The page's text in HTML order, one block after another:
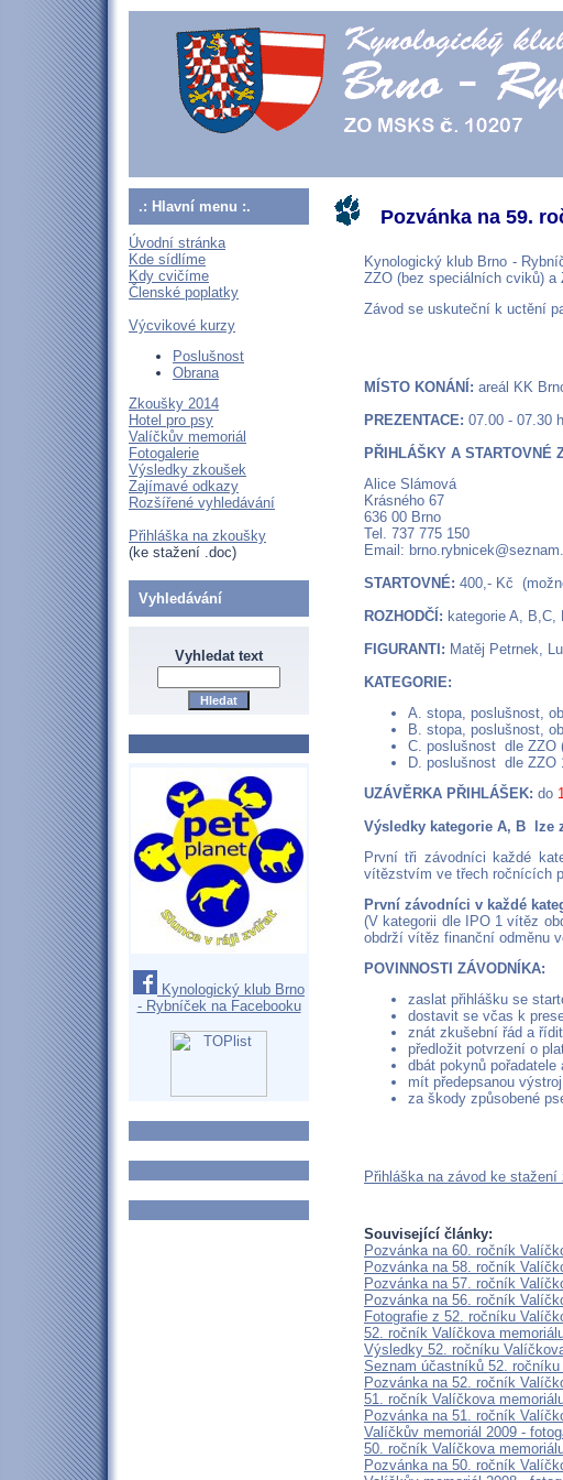
.: Hlavní menu :.
Úvodní stránka
Kde sídlíme
Kdy cvičíme
Členské poplatky
Výcvikové kurzy
Poslušnost
Obrana
Zkoušky 2014
Hotel pro psy
Valíčkův memoriál
Fotogalerie
Výsledky zkoušek
Zajímavé odkazy
Rozšířené vyhledávání
Přihláška na zkoušky
(ke stažení .doc)
Vyhledávání
Vyhledat text
Kynologický klub Brno
- Rybníček na Facebooku
Pozvánka na 59.
Kynologický klub Brno -
ZZO (bez speciálních cviků) a
Závod se uskuteční k uctění
MÍSTO KONÁNÍ: areál KK
PREZENTACE: 07.00 - 07.30
PŘIHLÁŠKY A STARTOVNÉ
Alice Slámová
Krásného 67
636 00 Brno
Tel. 737 775 150
Email:
STARTOVNÉ: 400,- Kč
ROZHODČÍ: kategorie A,
FIGURANTI: Matěj Petrnek,
KATEGORIE:
A. stopa, poslušnost,
B. stopa, poslušnost,
C. poslušnost dle ZZO
D. poslušnost dle ZZO
UZÁVĚRKA PŘIHLÁŠEK: do
Výsledky kategorie A, B lze
První tři závodníci každé
vítězstvím ve třech ročnících
První závodníci v každé
(V kategorii dle IPO 1 vítěz
obdrží vítěz finanční odměnu
POVINNOSTI ZÁVODNÍKA:
zaslat přihlášku se
dostavit se včas k
znát zkušební řád a
předložit potvrzení o
dbát pokynů
mít předepsanou
za škody způsobené
Přihláška na závod ke stažení
Související články:
Pozvánka na 60. ročník
Pozvánka na 58. ročník
Pozvánka na 57. ročník
Pozvánka na 56. ročník
Fotografie z 52. ročníku
52. ročník Valíčkova
Výsledky 52. ročníku
Seznam účastníků 52.
Pozvánka na 52. ročník
51. ročník Valíčkova
Pozvánka na 51. ročník
Valíčkův memoriál 2009 -
50. ročník Valíčkova
Pozvánka na 50. ročník